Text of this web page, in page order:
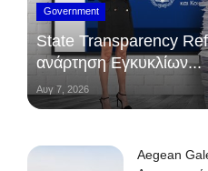
Government
State Transparency
ανάρτηση Εγκυκλίων...
Αυγ 7, 2026
Aegean